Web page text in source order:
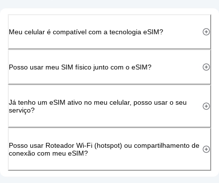
Meu celular é compatível com a tecnologia eSIM?
Posso usar meu SIM físico junto com o eSIM?
Já tenho um eSIM ativo no meu celular, posso usar o seu
serviço?
Posso usar Roteador Wi-Fi (hotspot) ou compartilhamento de
conexão com meu eSIM?